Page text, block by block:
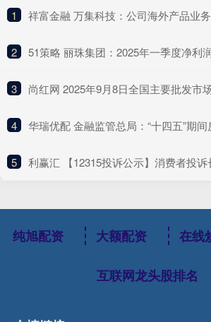
1 祥富金融 万集科技：公司海外产品业务收
2 ​51策略 丽珠集团：2025年一季度净利润6.37
3 尚红网 2025年9月8日全国主要批发市
4 华瑞优配 金融监管总局：“十四五”期间房地产融资协调机制
5 利赢汇 【12315投诉公示】消费者投诉长虹佳华不履
纯旭配资 大额配资 在线
互联网龙头股排名